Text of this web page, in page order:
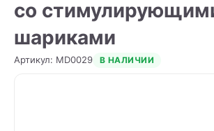
со
шариками
Артикул: MD0029 В НАЛИЧИИ